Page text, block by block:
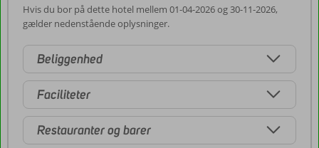
Hvis du bor på dette hotel mellem 01-04-2026 og 30-11-2026,
gælder nedenstående oplysninger.
Beliggenhed
Faciliteter
Restauranter og barer